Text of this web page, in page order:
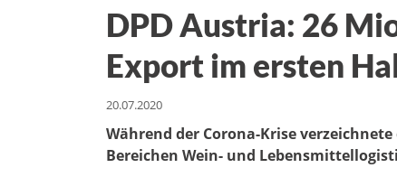
DPD Austria: 26
Export im ersten
20.07.2020
Während der Corona-Krise
Bereichen Wein- und